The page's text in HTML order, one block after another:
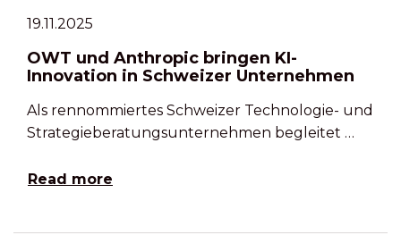
19.11.2025
OWT und Anthropic bringen KI-
Innovation in Schweizer Unternehmen
Als rennommiertes Schweizer Technologie- und
Strategieberatungsunternehmen begleitet …
Read more